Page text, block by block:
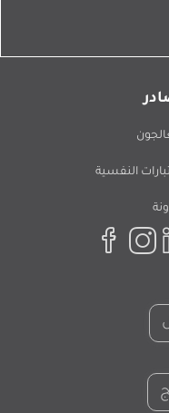
النفسية